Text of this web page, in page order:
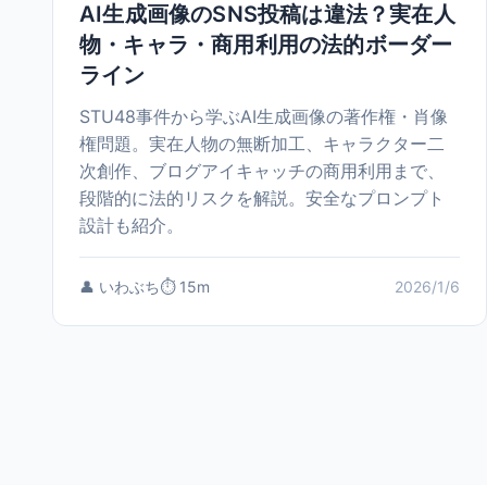
AI生成画像のSNS投稿は違法？実在人
物・キャラ・商用利用の法的ボーダー
ライン
STU48事件から学ぶAI生成画像の著作権・肖像
権問題。実在人物の無断加工、キャラクター二
次創作、ブログアイキャッチの商用利用まで、
段階的に法的リスクを解説。安全なプロンプト
設計も紹介。
👤 いわぶち⏱️ 15m 2026/1/6